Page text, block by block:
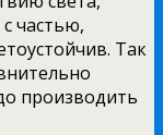
частью,
Так
производить